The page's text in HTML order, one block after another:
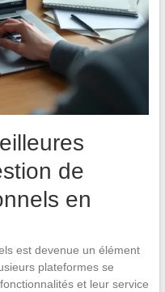
de
en
est devenue un élément
plateformes se
et leur service